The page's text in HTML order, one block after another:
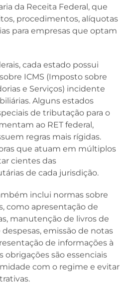
da Receita Federal, que
procedimentos, alíquotas
para empresas que optam
cada estado possui
ICMS (Imposto sobre
e Serviços) incidente
Alguns estados
de tributação para o
ao RET federal,
regras mais rígidas.
que atuam em múltiplos
cientes das
de cada jurisdição.
inclui normas sobre
como apresentação de
manutenção de livros de
emissão de notas
de informações à
obrigações são essenciais
com o regime e evitar